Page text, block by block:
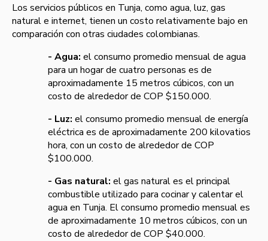
Los servicios públicos en Tunja, como agua, luz, gas
natural e internet, tienen un costo relativamente bajo en
comparación con otras ciudades colombianas.
- Agua: el consumo promedio mensual de agua
para un hogar de cuatro personas es de
aproximadamente 15 metros cúbicos, con un
costo de alrededor de COP $150.000.
- Luz: el consumo promedio mensual de energía
eléctrica es de aproximadamente 200 kilovatios
hora, con un costo de alrededor de COP
$100.000.
- Gas natural: el gas natural es el principal
combustible utilizado para cocinar y calentar el
agua en Tunja. El consumo promedio mensual es
de aproximadamente 10 metros cúbicos, con un
costo de alrededor de COP $40.000.